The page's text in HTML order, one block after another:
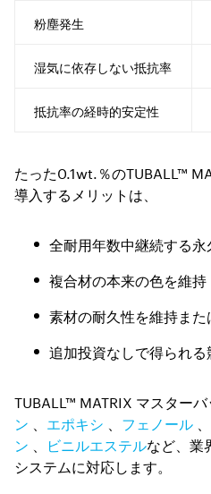
粉塵発生
湿気に依存しない抵抗率
抵抗率の経時的安定性
たった0.1wt.％のTUBALL™
導入するメリットは、
全耐用年数中継続する
複合材の本来の色を維持
素材の耐久性を維持また
追加投資なしで得られ
TUBALL™ MATRIX マスターバ
ン
エポキシ フェノール
ン
ビニルエステルなど、業
システムに対応します。